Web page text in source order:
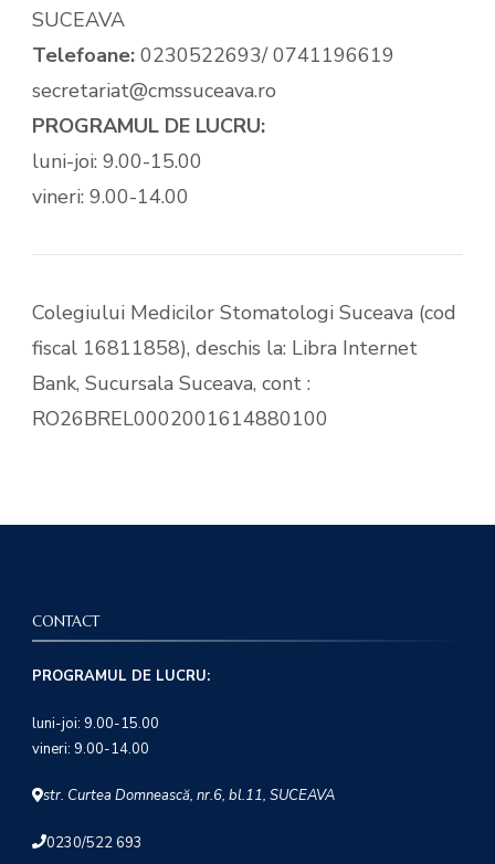
SUCEAVA
Telefoane: 0230522693/ 0741196619
secretariat@cmssuceava.ro
PROGRAMUL DE LUCRU:
luni-joi: 9.00-15.00
vineri: 9.00-14.00
Colegiului Medicilor Stomatologi Suceava (cod
fiscal 16811858), deschis la: Libra Internet
Bank, Sucursala Suceava, cont :
RO26BREL0002001614880100
CONTACT
PROGRAMUL DE LUCRU:
luni-joi: 9.00-15.00
vineri: 9.00-14.00
str. Curtea Domnească, nr.6, bl.11, SUCEAVA
0230/522 693